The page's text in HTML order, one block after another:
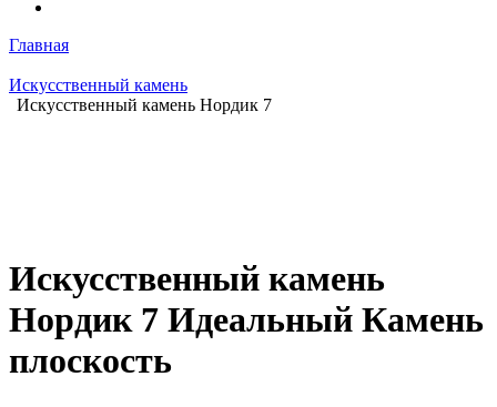
Главная
Искусственный камень
Искусственный камень Нордик 7
Искусственный камень
Нордик 7 Идеальный Камень
плоскость